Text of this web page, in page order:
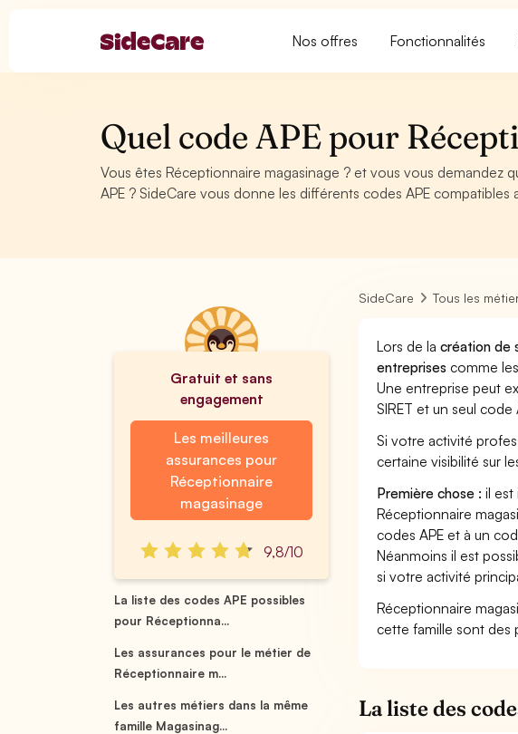
Nos offres Fonctionnalités
Quel code APE pour
Vous êtes Réceptionnaire magasinage ? et vous vous demandez
APE ? SideCare vous donne les différents codes APE
Gratuit et sans
engagement
Les meilleures
assurances pour
Réceptionnaire
magasinage
9,8/10
La liste des codes APE possibles
pour Réceptionna...
Les assurances pour le métier de
Réceptionnaire m...
Les autres métiers dans la même
famille Magasinag...
SideCare Tous les
Lors de lacréation de
entreprises comme
Une entreprise peut
SIRET et un seul
Si votre activité
certaine visibilité sur
Première chose : il est
Réceptionnaire
codes APE et à un
Néanmoins il est
si votre activité
Réceptionnaire
cette famille sont des
La liste des